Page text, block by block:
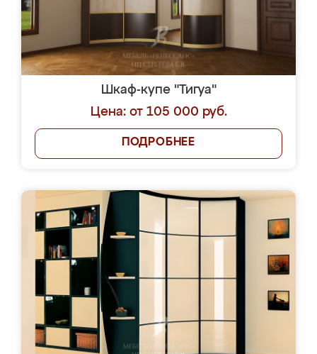
Шкаф-купе "Тигуа"
Цена: от 105 000 руб.
ПОДРОБНЕЕ